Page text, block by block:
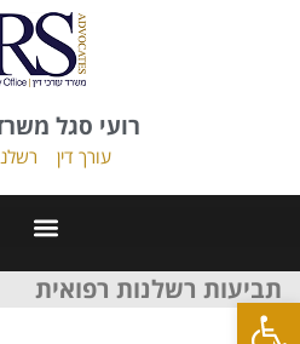
פתח סרגל נגישות
רועי סגל
עורך דין
תביעות רשלנות רפואית